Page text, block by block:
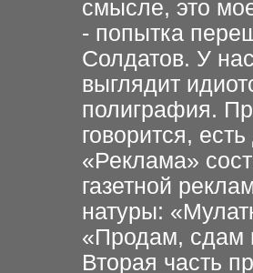
смысле, это
- попытка
Солдатов. У
выглядит
полиграфия.
говорится,
«Реклама»
газетной
натуры:
«Продам, сдам
Вторая часть